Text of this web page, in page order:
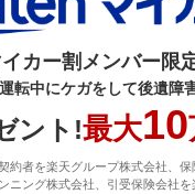
カー割メンバー限
転中にケガをして後遺障
ント!最大10
約者を楽天グループ株式会社、
ニング株式会社、引受保険会社